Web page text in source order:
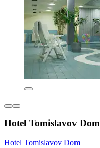
Hotel Tomislavov Dom
Hotel Tomislavov Dom